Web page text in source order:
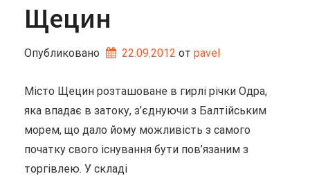
Щецин
Опубликовано 22.09.2012 от pavel
Місто Щецин розташоване в гирлі річки Одра,
яка впадає в затоку, з’єднуючи з Балтійським
морем, що дало йому можливість з самого
початку свого існування бути пов’язаним з
торгівлею. У складі